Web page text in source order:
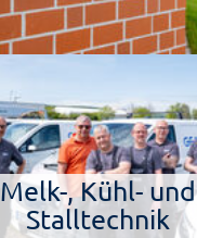
Melk-, Kühl- und
Stalltechnik